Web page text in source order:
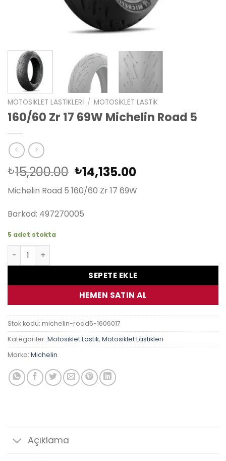
MOTOSIKLET LASTIKLERI / MOTOSIKLET LASTIK
160/60 Zr 17 69W Michelin Road 5
₺15,200.00 Orijinal
fiyat:
₺15,200.00.
₺14,135.00Şu
andaki
fiyat:
Michelin Road 5 160/60 Zr 17 69W
Barkod: 497270005
5 adet stokta
160/60 Zr 17 69W Michelin Road 5 adet
SEPETE EKLE
HEMEN SATIN AL
Stok kodu: michelin-road5-1606017
Kategoriler: Motosiklet Lastik, Motosiklet Lastikleri
Marka: Michelin
Açıklama